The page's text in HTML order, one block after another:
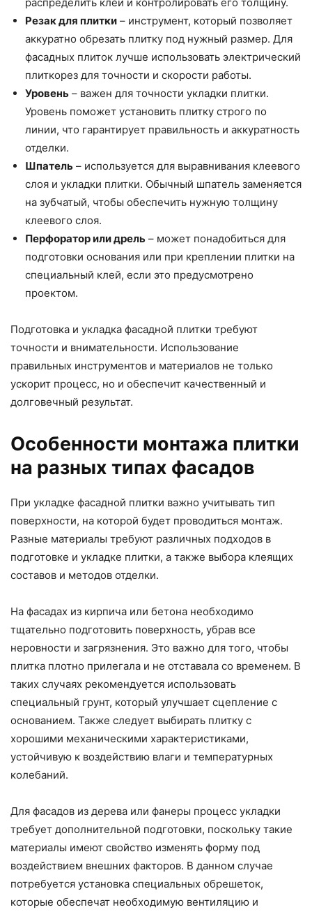
Резак для плитки – инструмент, который позволяет
аккуратно обрезать плитку под нужный размер. Для
фасадных плиток лучше использовать электрический
плиткорез для точности и скорости работы.
Уровень – важен для точности укладки плитки.
Уровень поможет установить плитку строго по
линии, что гарантирует правильность и аккуратность
отделки.
Шпатель – используется для выравнивания клеевого
слоя и укладки плитки. Обычный шпатель заменяется
на зубчатый, чтобы обеспечить нужную толщину
клеевого слоя.
Перфоратор или дрель – может понадобиться для
подготовки основания или при креплении плитки на
специальный клей, если это предусмотрено
проектом.
Подготовка и укладка фасадной плитки требуют
точности и внимательности. Использование
правильных инструментов и материалов не только
ускорит процесс, но и обеспечит качественный и
долговечный результат.
Особенности монтажа плитки
на разных типах фасадов
При укладке фасадной плитки важно учитывать тип
поверхности, на которой будет проводиться монтаж.
Разные материалы требуют различных подходов в
подготовке и укладке плитки, а также выбора клеящих
составов и методов отделки.
На фасадах из кирпича или бетона необходимо
тщательно подготовить поверхность, убрав все
неровности и загрязнения. Это важно для того, чтобы
плитка плотно прилегала и не отставала со временем. В
таких случаях рекомендуется использовать
специальный грунт, который улучшает сцепление с
основанием. Также следует выбирать плитку с
хорошими механическими характеристиками,
устойчивую к воздействию влаги и температурных
колебаний.
Для фасадов из дерева или фанеры процесс укладки
требует дополнительной подготовки, поскольку такие
материалы имеют свойство изменять форму под
воздействием внешних факторов. В данном случае
потребуется установка специальных обрешеток,
которые обеспечат необходимую вентиляцию и